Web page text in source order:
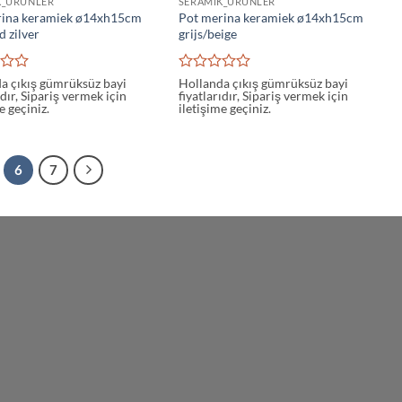
keramiek ø14xh15cm
zilver
çıkış gümrüksüz bayi
Sipariş vermek için
geçiniz.
Pot merina keramiek ø14xh15cm
grijs/beige
5
üzerinden
0
Hollanda çıkış gümrüksüz bayi
fiyatlarıdır, Sipariş vermek için
iletişime geçiniz.
6 7